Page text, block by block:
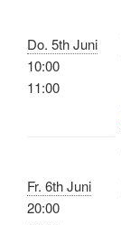
Do. 5th Juni
10:00
11:00
Fr. 6th Juni
20:00